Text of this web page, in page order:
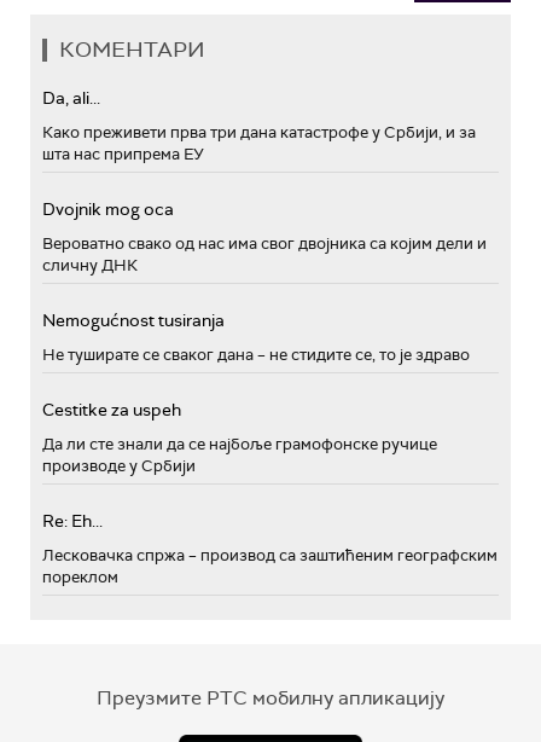
КОМЕНТАРИ
Da, ali...
Како преживети прва три дана катастрофе у Србији, и за
шта нас припрема ЕУ
Dvojnik mog oca
Вероватно свако од нас има свог двојника са којим дели и
сличну ДНК
Nemogućnost tusiranja
Не туширате се сваког дана – не стидите се, то је здраво
Cestitke za uspeh
Да ли сте знали да се најбоље грамофонске ручице
производе у Србији
Re: Eh...
Лесковачка спржа – производ са заштићеним географским
пореклом
Преузмите РТС мобилну апликацију